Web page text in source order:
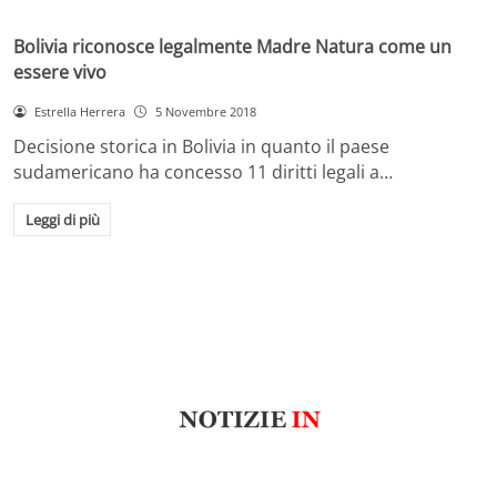
Bolivia riconosce legalmente Madre Natura come un
essere vivo
Estrella Herrera 5 Novembre 2018
Decisione storica in Bolivia in quanto il paese
sudamericano ha concesso 11 diritti legali a…
Leggi di più